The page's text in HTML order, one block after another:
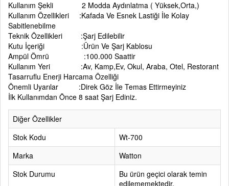
Kullanım Şekli 2 Modda Aydınlatma ( Yüksek,Orta,)
Kullanım Özellikleri :Kafada Ve Esnek Lastiği İle Kolay
Sabitlenebilme
Teknik Özellikleri :Şarj Edilebilir
Kutu İçeriği :Ürün Ve Şarj Kablosu
Ampül Ömrü :100.000 Saattir
Kullanım Yeri :Av, Kamp,Ev, Okul, Araba, Otel, Restorant
Tasarruflu Enerji Harcama Özelliği
Önemli Uyarılar :Direk Göz İle Temas Ettirmeyiniz
İlk Kullanımdan Önce 8 saat Şarj Ediniz.
Diğer Özellikler
Stok Kodu
Wt-700
Marka
Watton
Stok Durumu
Bu ürün geçici olarak temin
edilememektedir.